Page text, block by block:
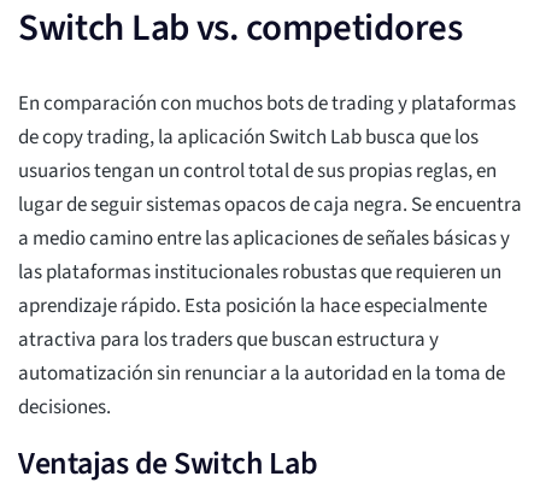
Switch Lab vs. competidores
En comparación con muchos bots de trading y plataformas
de copy trading, la aplicación Switch Lab busca que los
usuarios tengan un control total de sus propias reglas, en
lugar de seguir sistemas opacos de caja negra. Se encuentra
a medio camino entre las aplicaciones de señales básicas y
las plataformas institucionales robustas que requieren un
aprendizaje rápido. Esta posición la hace especialmente
atractiva para los traders que buscan estructura y
automatización sin renunciar a la autoridad en la toma de
decisiones.
Ventajas de Switch Lab